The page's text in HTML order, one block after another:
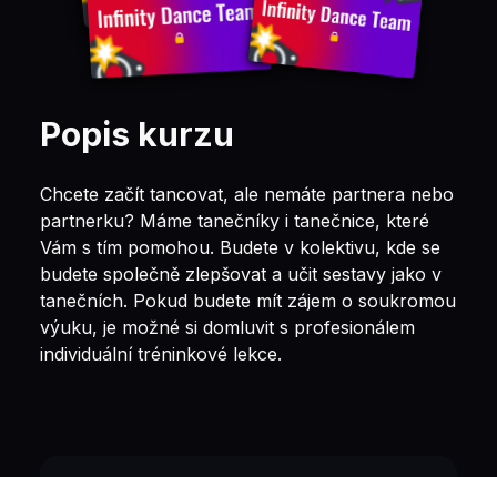
Popis kurzu
Chcete začít tancovat, ale nemáte partnera nebo
partnerku? Máme tanečníky i tanečnice, které
Vám s tím pomohou. Budete v kolektivu, kde se
budete společně zlepšovat a učit sestavy jako v
tanečních. Pokud budete mít zájem o soukromou
výuku, je možné si domluvit s profesionálem
individuální tréninkové lekce.